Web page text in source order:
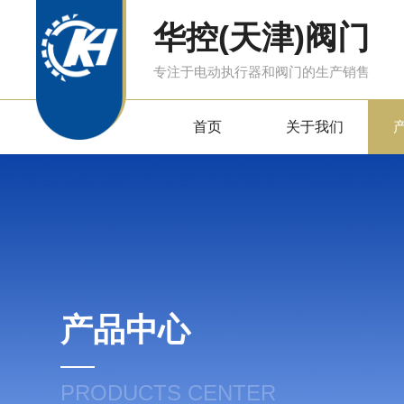
华控(天津)阀门
专注于电动执行器和阀门的生产销售
首页 关于我们
产品中心
PRODUCTS CENTER